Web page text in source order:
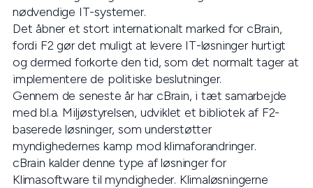
nødvendige IT-systemer.
Det åbner et stort internationalt marked for cBrain,
fordi F2 gør det muligt at levere IT-løsninger hurtigt
og dermed forkorte den tid, som det normalt tager at
implementere de politiske beslutninger.
Gennem de seneste år har cBrain, i tæt samarbejde
med bl.a. Miljøstyrelsen, udviklet et bibliotek af F2-
baserede løsninger, som understøtter
myndighedernes kamp mod klimaforandringer.
cBrain kalder denne type af løsninger for
Klimasoftware til myndigheder. Klimaløsningerne